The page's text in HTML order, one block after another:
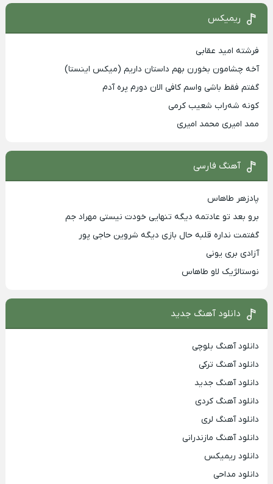
ریمیکس
فرشته امید عقابی
آخه چشامون بخورن بهم داستان داریم (میکس اینستا)
گفتم فقط باشی واسم کافی الان دورم پره آدم
کونه شه‌راب شعیب کرمی
ممد امیری محمد امیری
آهنگ فارسی
پادزهر طاهاس
برو بعد تو عادتمه دیگه تنهایی خودت نیستی مهراد جم
گفتمت نداره قلبه حال بازی دیگه شروین حاجی پور
آزادی بری یونی
نوستالژیک لاو طاهاس
دانلود آهنگ جدید
دانلود آهنگ بلوچی
دانلود آهنگ ترکی
دانلود آهنگ جدید
دانلود آهنگ کردی
دانلود آهنگ لری
دانلود آهنگ مازندرانی
دانلود ریمیکس
دانلود مداحی